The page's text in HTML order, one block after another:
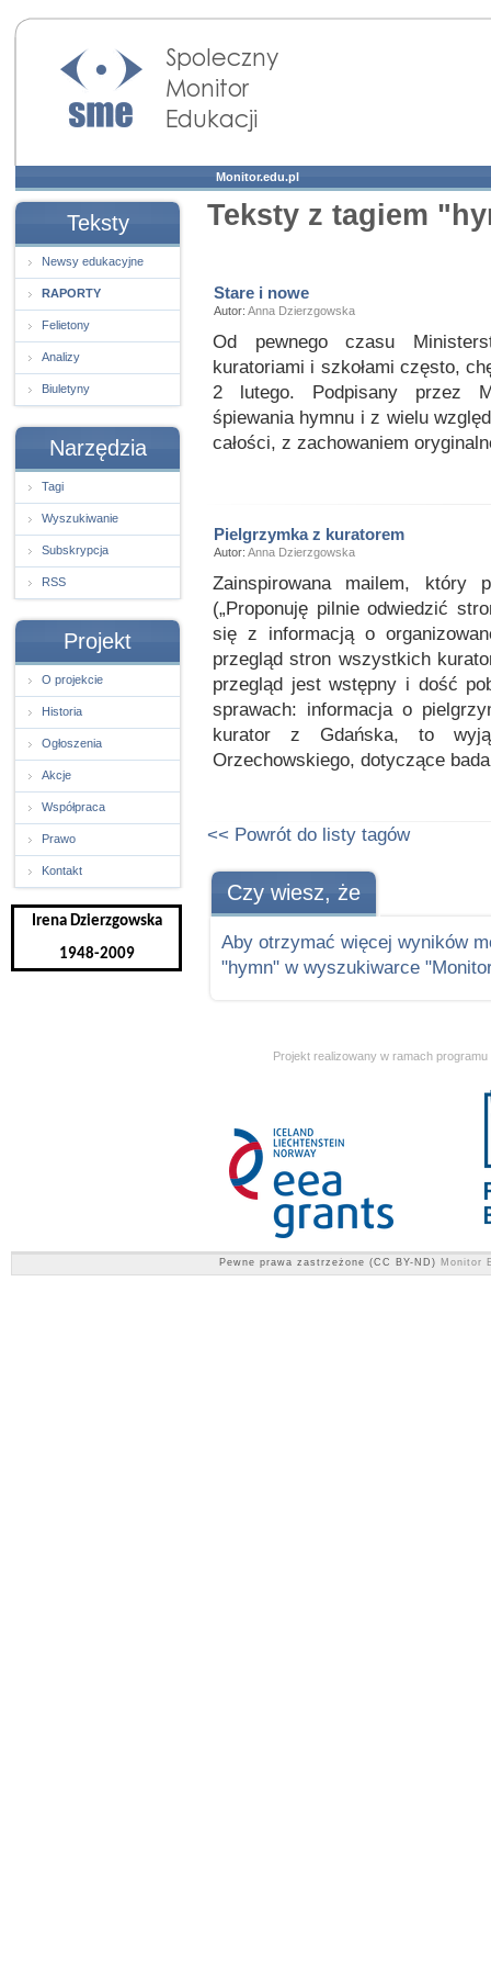
Społeczny Monitor
Edukacji
Monitor.edu.pl
Teksty
Newsy edukacyjne
RAPORTY
Felietony
Analizy
Biuletyny
Narzędzia
Tagi
Wyszukiwanie
Subskrypcja
RSS
Projekt
O projekcie
Historia
Ogłoszenia
Akcje
Współpraca
Prawo
Kontakt
Irena Dzierzgowska
1948-2009
Teksty z tagiem
Stare i nowe
Autor: Anna Dzierzgowska
Od pewnego czasu
kuratoriami i szkołami często,
2 lutego. Podpisany przez
śpiewania hymnu i z wielu
całości, z zachowaniem
Pielgrzymka z kuratorem
Autor: Anna Dzierzgowska
Zainspirowana mailem, który
(„Proponuję pilnie odwiedzić
się z informacją o
przegląd stron wszystkich
przegląd jest wstępny i dość
sprawach: informacja o
kurator z Gdańska, to
Orzechowskiego, dotyczące
<< Powrót do listy tagów
Czy wiesz, że
Aby otrzymać więcej wyników
"hymn" w wyszukiwarce
Projekt realizowany w ramach
Pewne prawa zastrzeżone (CC BY-ND) Monitor